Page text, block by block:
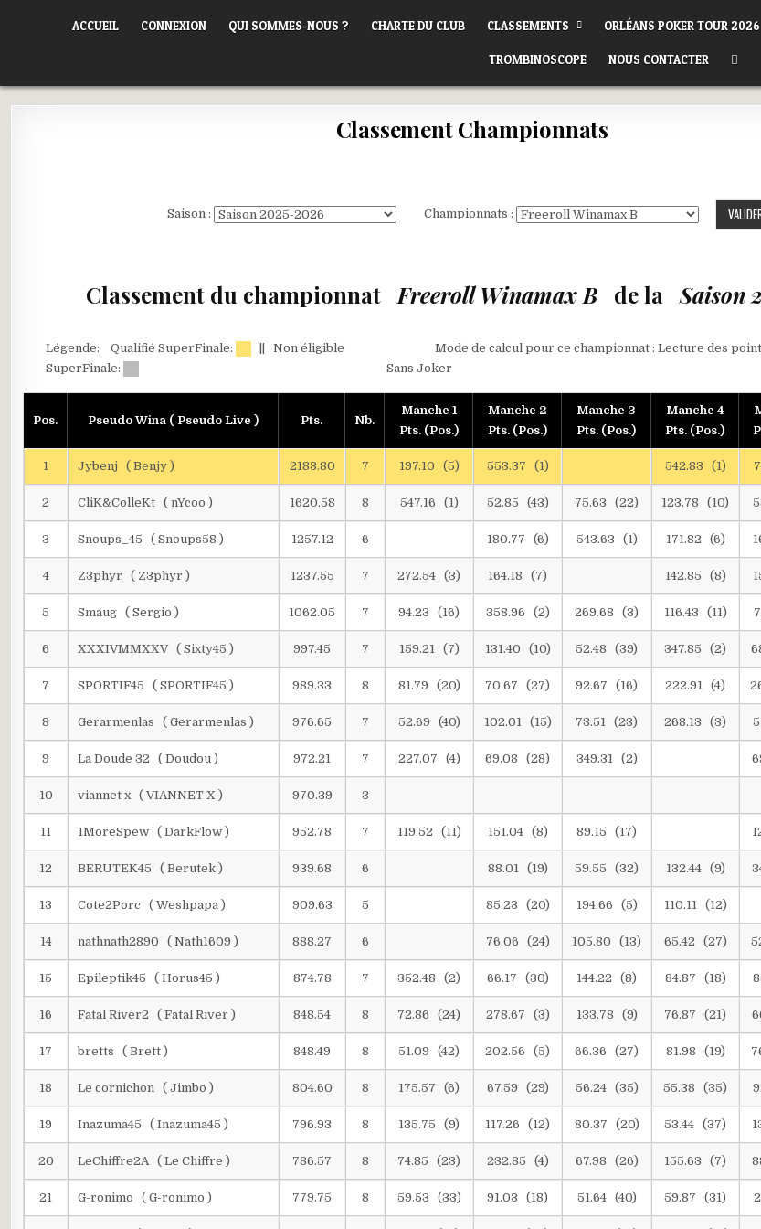
ORLÉANS POKER CLUB
ACCUEIL CONNEXION QUI SOMMES-NOUS ? CHARTE DU CLUB CLASSEMENTS ORLÉANS POKER TOUR 2026
TROMBINOSCOPE NOUS CONTACTER
Classement Championnats
Saison : Championnats :
Classement du championnat Freeroll Winamax Bde laSaison
Légende: Qualifié SuperFinale:
|| Non éligible
SuperFinale:
Mode de calcul pour ce championnat : Lecture des
Sans Joker
Pos. Pseudo Wina ( Pseudo Live ) Pts. Nb.
Manche 1
Pts. (Pos.)
Manche 2
Pts. (Pos.)
Manche 3
Pts. (Pos.)
Manche 4
Pts. (Pos.)
1 Jybenj ( Benjy ) 2183.80 7 197.10 (5) 553.37 (1) 542.83 (1)
2 CliK&ColleKt ( nYcoo ) 1620.58 8 547.16 (1) 52.85 (43) 75.63 (22) 123.78 (10)
3 Snoups_45 ( Snoups58 ) 1257.12 6 180.77 (6) 543.63 (1) 171.82 (6)
4 Z3phyr ( Z3phyr ) 1237.55 7 272.54 (3) 164.18 (7) 142.85 (8)
5 Smaug ( Sergio ) 1062.05 7 94.23 (16) 358.96 (2) 269.68 (3) 116.43 (11)
6 XXXIVMMXXV ( Sixty45 ) 997.45 7 159.21 (7) 131.40 (10) 52.48 (39) 347.85 (2)
7 SPORTIF45 ( SPORTIF45 ) 989.33 8 81.79 (20) 70.67 (27) 92.67 (16) 222.91 (4)
8 Gerarmenlas ( Gerarmenlas ) 976.65 7 52.69 (40) 102.01 (15) 73.51 (23) 268.13 (3)
9 La Doude 32 ( Doudou ) 972.21 7 227.07 (4) 69.08 (28) 349.31 (2)
10 viannet x ( VIANNET X ) 970.39 3
11 1MoreSpew ( DarkFlow ) 952.78 7 119.52 (11) 151.04 (8) 89.15 (17)
12 BERUTEK45 ( Berutek ) 939.68 6 88.01 (19) 59.55 (32) 132.44 (9)
13 Cote2Porc ( Weshpapa ) 909.63 5 85.23 (20) 194.66 (5) 110.11 (12)
14 nathnath2890 ( Nath1609 ) 888.27 6 76.06 (24) 105.80 (13) 65.42 (27)
15 Epileptik45 ( Horus45 ) 874.78 7 352.48 (2) 66.17 (30) 144.22 (8) 84.87 (18)
16 Fatal River2 ( Fatal River ) 848.54 8 72.86 (24) 278.67 (3) 133.78 (9) 76.87 (21)
17 bretts ( Brett ) 848.49 8 51.09 (42) 202.56 (5) 66.36 (27) 81.98 (19)
18 Le cornichon ( Jimbo ) 804.60 8 175.57 (6) 67.59 (29) 56.24 (35) 55.38 (35)
19 Inazuma45 ( Inazuma45 ) 796.93 8 135.75 (9) 117.26 (12) 80.37 (20) 53.44 (37)
20 LeChiffre2A ( Le Chiffre ) 786.57 8 74.85 (23) 232.85 (4) 67.98 (26) 155.63 (7)
21 G-ronimo ( G-ronimo ) 779.75 8 59.53 (33) 91.03 (18) 51.64 (40) 59.87 (31)